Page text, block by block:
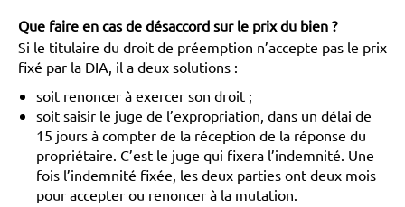
Que faire en cas de désaccord sur le prix du bien ?
Si le titulaire du droit de préemption n’accepte pas le prix
fixé par la DIA, il a deux solutions :
soit renoncer à exercer son droit ;
soit saisir le juge de l’expropriation, dans un délai de
15 jours à compter de la réception de la réponse du
propriétaire. C’est le juge qui fixera l’indemnité. Une
fois l’indemnité fixée, les deux parties ont deux mois
pour accepter ou renoncer à la mutation.